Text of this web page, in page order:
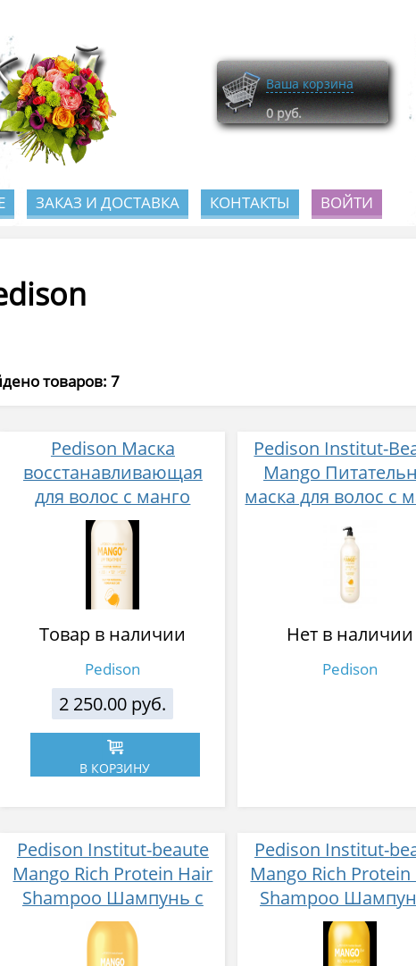
Ваша корзина
0 руб.
ЗАКАЗ И ДОСТАВКА КОНТАКТЫ ВОЙТИ
товаров: 7
Pedison Маска
восстанавливающая
для волос с манго
Institut-beaute mango
rich LPP treatment 2000
мл
Товар в наличии
Pedison
2 250.00 руб.
В КОРЗИНУ
Pedison Institut-
Mango
маска для волос с
2000 мл
Нет в наличии
Pedison
Pedison Institut-beaute
Mango Rich Protein Hair
Shampoo Шампунь с
экстрактом манго для
сухих волос 500 мл
Pedison Institut-
Mango Rich
Shampoo
экстрактом манго
сухих волос 2000